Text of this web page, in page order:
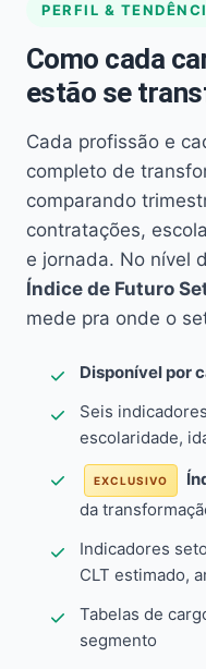
PERFIL &
Como cada
estão se
Cada profissão e
completo de
comparando
contratações,
e jornada. No nível
Índice de Futuro
mede pra onde o
Disponível por
Seis
escolaridade,
EXCLUSIVO
da
Indicadores
CLT estimado,
Tabelas de
segmento